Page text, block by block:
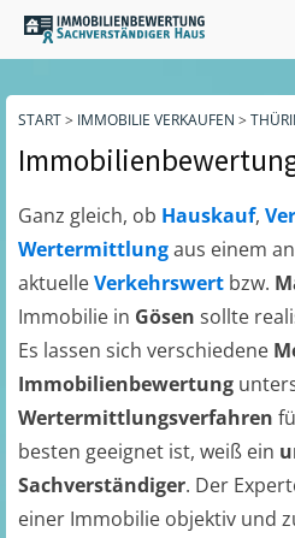
START> IMMOBILIE VERKAUFEN >
Ganz gleich, ob Hauskauf,
Wertermittlungaus einem
aktuelleVerkehrswert bzw.
Immobilie in Gösen sollte
Es lassen sich verschiedene
Immobilienbewertung
Wertermittlungsverfahren
besten geeignet ist, weiß ein
Sachverständiger. Der
einer Immobilie objektiv und